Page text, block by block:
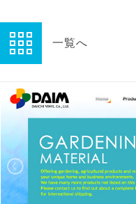
一覧へ